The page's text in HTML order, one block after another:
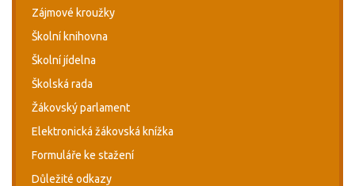
Zájmové kroužky
Školní knihovna
Školní jídelna
Školská rada
Žákovský parlament
Elektronická žákovská knížka
Formuláře ke stažení
Důležité odkazy